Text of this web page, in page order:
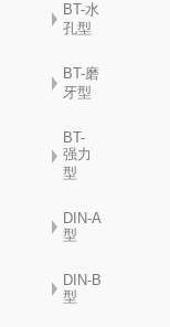
BT-水
孔型
BT-磨
牙型
BT-
强力
型
DIN-A
型
DIN-B
型